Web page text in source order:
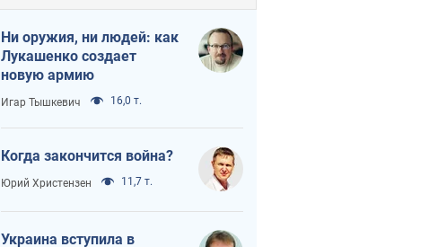
Ни оружия, ни людей: как
Лукашенко создает
новую армию
Игар Тышкевич 16,0 т.
Когда закончится война?
Юрий Христензен 11,7 т.
Украина вступила в